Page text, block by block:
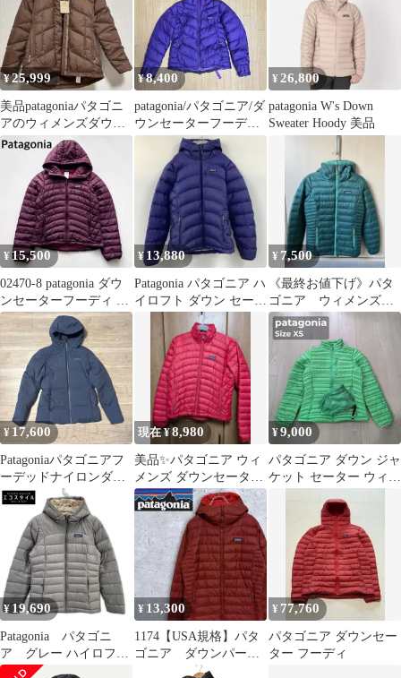
¥ 25,999
美品patagoniaパタゴニ
アのウィメンズダウン
ジャケット
¥8,400
patagonia/パタゴニア/ダ
ウンセーターフーディ
ー/ジャケット/ダウン
¥26,800
patagonia W's Down
Sweater Hoody 美品
¥15,500
02470-8 patagonia ダウ
ンセーターフーディ レ
ディース
¥ 13,880
Patagonia パタゴニア ハ
イロフト ダウン セータ
ー フーディ S
¥ 7,500
《最終お値下げ》パタ
ゴニア ウィメンズダ
ウンセーターXS
¥ 17,600
Patagoniaパタゴニアフ
ーデッドナイロンダウ
ンジャケットS レディ
現在 ¥8,980
美品✨パタゴニア ウィ
メンズ ダウンセーター
S レッド 84682 軽量
¥9,000
パタゴニア ダウン ジャ
ケット セーター ウィメ
¥ 19,690
Patagonia パタゴニ
ア グレー ハイロフト
ダウンフーディ S
¥ 13,300
1174【USA規格】パタ
ゴニア ダウンパー
カ ダウンセーター
¥ 77,760
パタゴニア ダウンセー
ター フーディ